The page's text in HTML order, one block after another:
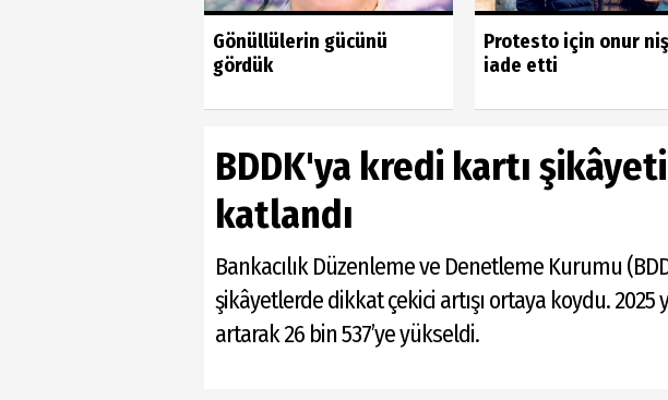
Gönüllülerin gücünü
gördük
Protesto için onur
iade etti
BDDK'ya kredi kartı
katlandı
Bankacılık Düzenleme ve Denetleme Kurumu
şikâyetlerde dikkat çekici artışı ortaya koydu.
artarak 26 bin 537’ye yükseldi.